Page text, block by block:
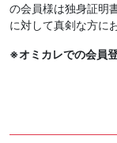
の会員様は独身証明
に対して真剣な方に
※オミカレでの会員